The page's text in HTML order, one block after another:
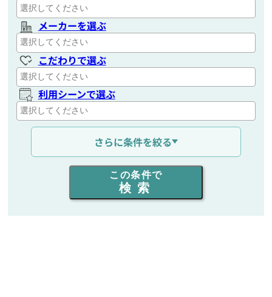
メーカーを選ぶ
こだわりで選ぶ
利用シーンで選ぶ
通信距離を選ぶ
出力を選ぶ
同時通話人数を選ぶ
さらに条件を絞る
この条件で
検索